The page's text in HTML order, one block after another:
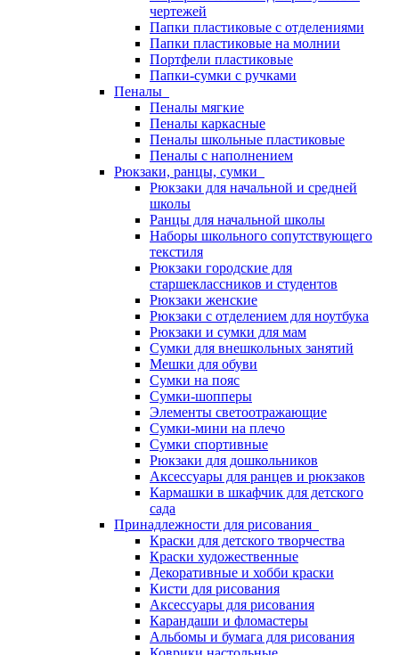
чертежей
Папки пластиковые с отделениями
Папки пластиковые на молнии
Портфели пластиковые
Папки-сумки с ручками
Пеналы
Пеналы мягкие
Пеналы каркасные
Пеналы школьные пластиковые
Пеналы с наполнением
Рюкзаки, ранцы, сумки
Рюкзаки для начальной и средней
школы
Ранцы для начальной школы
Наборы школьного сопутствующего
текстиля
Рюкзаки городские для
старшеклассников и студентов
Рюкзаки женские
Рюкзаки с отделением для ноутбука
Рюкзаки и сумки для мам
Сумки для внешкольных занятий
Мешки для обуви
Сумки на пояс
Сумки-шопперы
Элементы светоотражающие
Сумки-мини на плечо
Сумки спортивные
Рюкзаки для дошкольников
Аксессуары для ранцев и рюкзаков
Кармашки в шкафчик для детского
сада
Принадлежности для рисования
Краски для детского творчества
Краски художественные
Декоративные и хобби краски
Кисти для рисования
Аксессуары для рисования
Карандаши и фломастеры
Альбомы и бумага для рисования